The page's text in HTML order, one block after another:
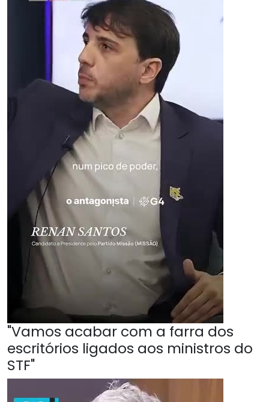
"Vamos acabar com a farra dos
escritórios ligados aos ministros do
STF"